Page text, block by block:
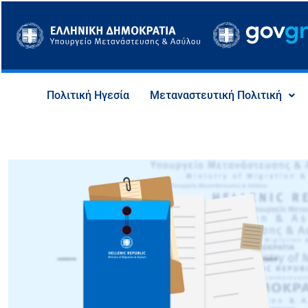
στο
περιεχόμενο
Πολιτική Ηγεσία Μεταναστευτική Πολιτική